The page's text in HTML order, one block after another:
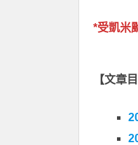
*受凱米
【文章